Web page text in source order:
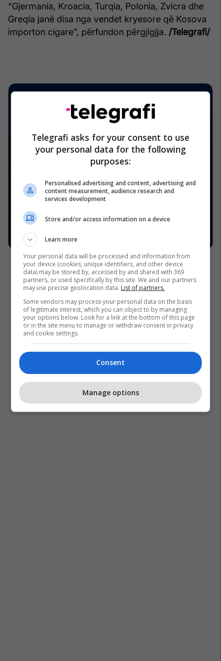
“Gjermania, Kroacia, Turqia, Polonia, Zvicra dhe
Greqia janë disa nga vendet kryesore që Kosova
importon cigare”, përfundon përgjigjja. /Telegrafi/
Telegrafi asks for your consent to use
your personal data for the following
purposes:
Personalised advertising and content, advertising and
content measurement, audience research and
services development
Store and/or access information on a device
Learn more
Your personal data will be processed and information from
your device (cookies, unique identifiers, and other device
data) may be stored by, accessed by and shared with 369
partners, or used specifically by this site. We and our partners
may use precise geolocation data. List of partners.
Some vendors may process your personal data on the basis
of legitimate interest, which you can object to by managing
your options below. Look for a link at the bottom of this page
or in the site menu to manage or withdraw consent in privacy
and cookie settings.
Consent
Manage options